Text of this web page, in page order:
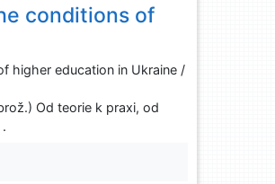
conditions of
higher education in Ukraine /
Od teorie k praxi, od